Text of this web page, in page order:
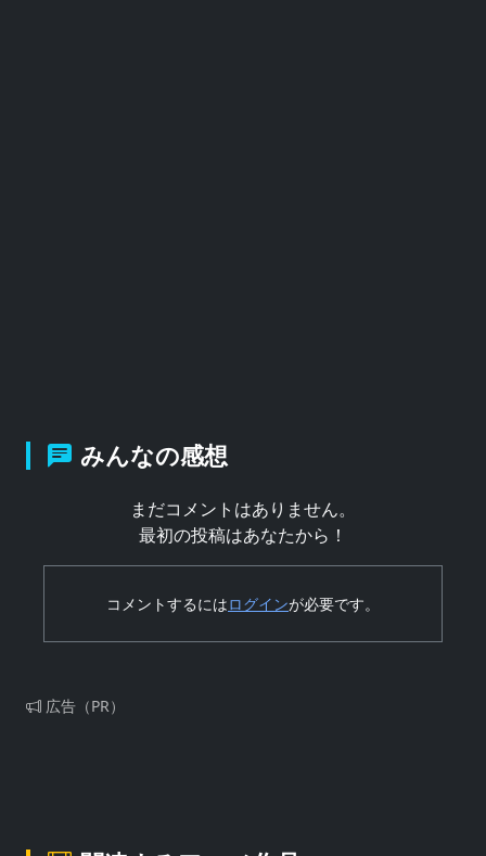
みんなの感想
まだコメントはありません。
最初の投稿はあなたから！
コメントするにはログインが必要です。
広告（PR）